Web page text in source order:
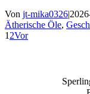
Von jt-mika0326|
Ätherische Öle,
12Vor